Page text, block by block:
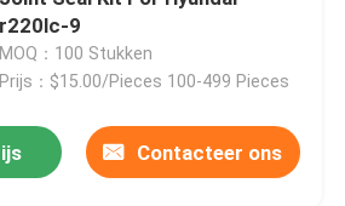
r220lc-9
MOQ：100 Stukken
Prijs：$15.00/Pieces 100-499 Pieces
Contacteer ons